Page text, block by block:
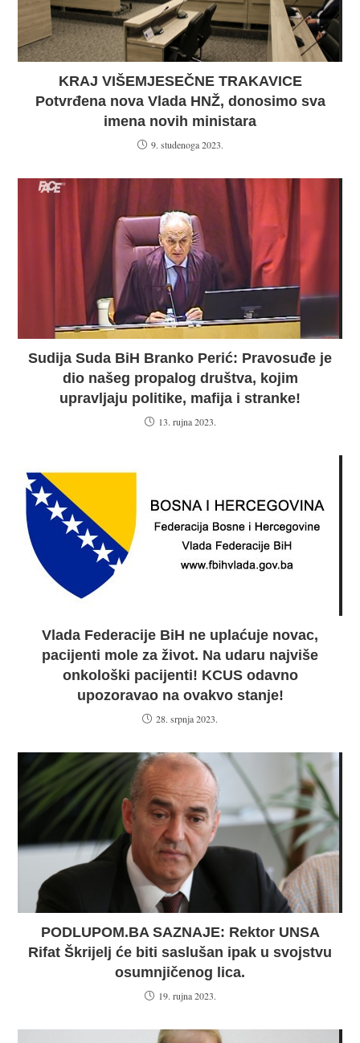
KRAJ VIŠEMJESEČNE TRAKAVICE
Potvrđena nova Vlada HNŽ, donosimo sva
imena novih ministara
9. studenoga 2023.
Sudija Suda BiH Branko Perić: Pravosuđe je
dio našeg propalog društva, kojim
upravljaju politike, mafija i stranke!
13. rujna 2023.
Vlada Federacije BiH ne uplaćuje novac,
pacijenti mole za život. Na udaru najviše
onkološki pacijenti! KCUS odavno
upozoravao na ovakvo stanje!
28. srpnja 2023.
PODLUPOM.BA SAZNAJE: Rektor UNSA
Rifat Škrijelj će biti saslušan ipak u svojstvu
osumnjičenog lica.
19. rujna 2023.